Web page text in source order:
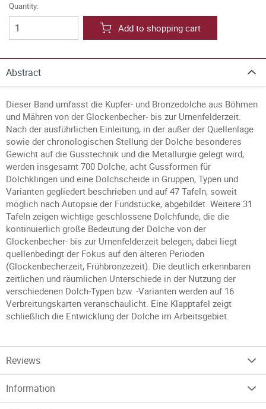
Quantity:
Add to shopping cart
Abstract
Dieser Band umfasst die Kupfer- und Bronzedolche aus Böhmen
und Mähren von der Glockenbecher- bis zur Urnenfelderzeit.
Nach der ausführlichen Einleitung, in der außer der Quellenlage
sowie der chronologischen Stellung der Dolche besonderes
Gewicht auf die Gusstechnik und die Metallurgie gelegt wird,
werden insgesamt 700 Dolche, acht Gussformen für
Dolchklingen und eine Dolchscheide in Gruppen, Typen und
Varianten gegliedert beschrieben und auf 47 Tafeln, soweit
möglich nach Autopsie der Fundstücke, abgebildet. Weitere 31
Tafeln zeigen wichtige geschlossene Dolchfunde, die die
kontinuierlich große Bedeutung der Dolche von der
Glockenbecher- bis zur Urnenfelderzeit belegen; dabei liegt
quellenbedingt der Fokus auf den älteren Perioden
(Glockenbecherzeit, Frühbronzezeit). Die deutlich erkennbaren
zeitlichen und räumlichen Unterschiede in der Nutzung der
verschiedenen Dolch-Typen bzw. -Varianten werden auf 16
Verbreitungskarten veranschaulicht. Eine Klapptafel zeigt
schließlich die Entwicklung der Dolche im Arbeitsgebiet.
Reviews
Information